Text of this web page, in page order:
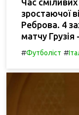
зростаючої
Реброва. 4
матчу Грузія
#Футболіст #